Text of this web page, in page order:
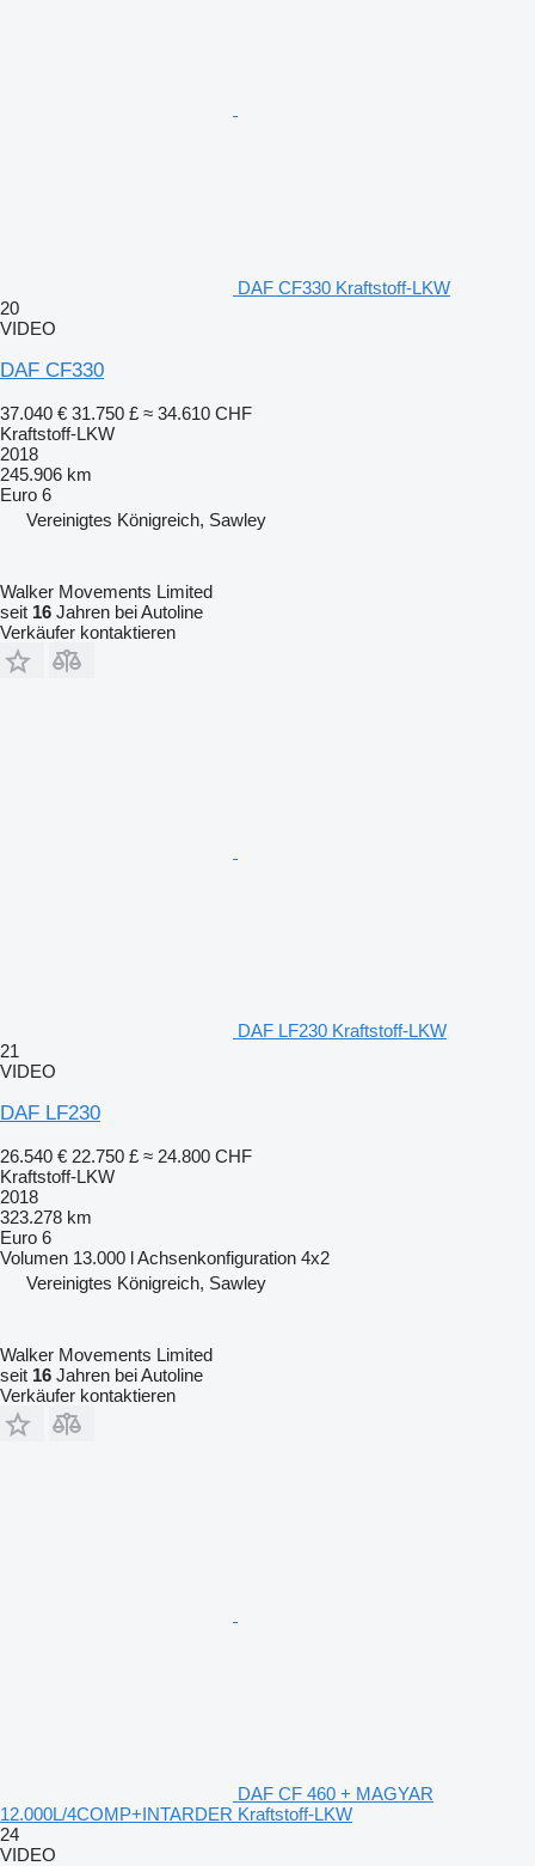
DAF CF330 Kraftstoff-LKW
20
VIDEO
DAF CF330
37.040 € 31.750 £ ≈ 34.610 CHF
Kraftstoff-LKW
2018
245.906 km
Euro 6
Vereinigtes Königreich, Sawley
Walker Movements Limited
seit 16 Jahren bei Autoline
Verkäufer kontaktieren
DAF LF230 Kraftstoff-LKW
21
VIDEO
DAF LF230
26.540 € 22.750 £ ≈ 24.800 CHF
Kraftstoff-LKW
2018
323.278 km
Euro 6
Volumen 13.000 lAchsenkonfiguration 4x2
Vereinigtes Königreich, Sawley
Walker Movements Limited
seit 16 Jahren bei Autoline
Verkäufer kontaktieren
DAF CF 460 + MAGYAR
12.000L/4COMP+INTARDER Kraftstoff-LKW
24
VIDEO